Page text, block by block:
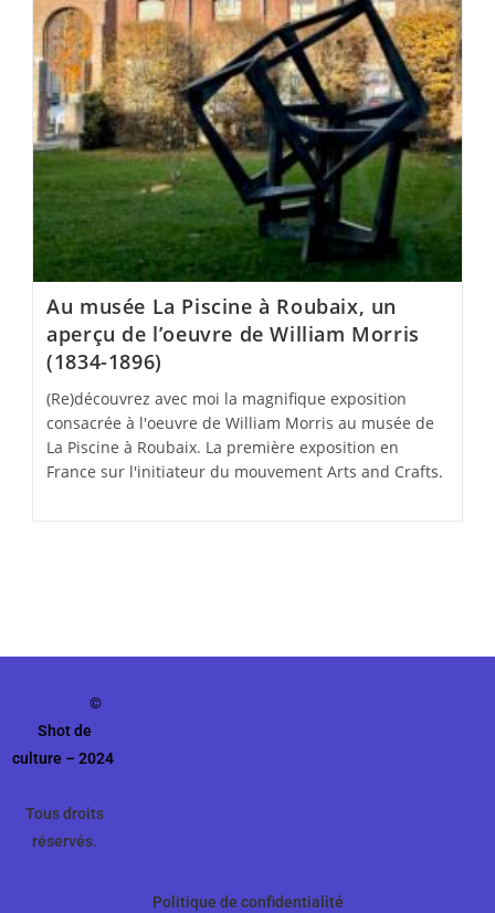
Au musée La Piscine à Roubaix, un
aperçu de l’oeuvre de William Morris
(1834-1896)
(Re)découvrez avec moi la magnifique exposition
consacrée à l'oeuvre de William Morris au musée de
La Piscine à Roubaix. La première exposition en
France sur l'initiateur du mouvement Arts and Crafts.
©
Shot de
culture – 2024
Tous droits
réservés.
Politique de confidentialité